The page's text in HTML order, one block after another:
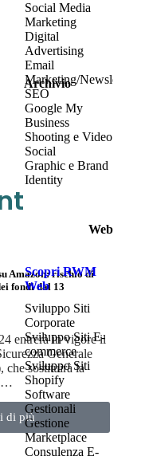
Social Media
Marketing
Digital
Advertising
Email
Marketing/Newsletter
SEO
Google My
Business
Shooting e Video
Social
Graphic e Brand
Identity
Web
Scopri RWM
Web
Sviluppo Siti
Corporate
Sviluppo Siti E-
commerce
Sviluppo Siti
Shopify
Software
Gestionali
Gestione
Marketplace
Consulenza E-
Archivio
Amazon: rischio di
fondi dal 13
entrerà in vigore il
Generale
che sostituirà la
di più